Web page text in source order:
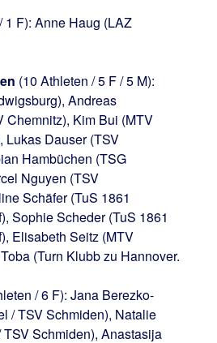
1 F): Anne Haug (LAZ
(10 Athleten / 5 F / 5 M):
Andreas
Chemnitz), Kim Bui (MTV
Lukas Dauser (TSV
Hambüchen (TSG
Nguyen (TSV
Schäfer (TuS 1861
Sophie Scheder (TuS 1861
Elisabeth Seitz (MTV
(Turn Klubb zu Hannover.
/ 6 F): Jana Berezko-
/ TSV Schmiden), Natalie
Schmiden), Anastasija